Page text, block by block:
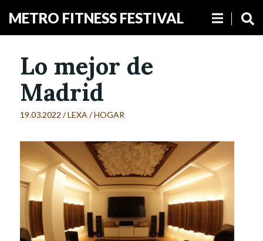
METRO FITNESS FESTIVAL
Lo mejor de
Madrid
19.03.2022 /LEXA /HOGAR